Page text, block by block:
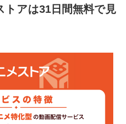
トアは31日間無料で見